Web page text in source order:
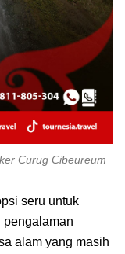
Curug Cibeureum
seru untuk
pengalaman
alam yang masih